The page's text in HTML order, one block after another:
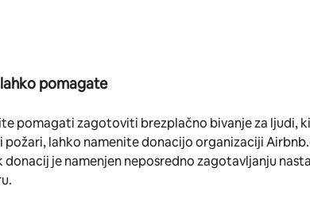
pomagate
pomagati zagotoviti brezplačno bivanje za ljudi,
požari, lahko namenite donacijo organizaciji
donacij je namenjen neposredno zagotavljanju